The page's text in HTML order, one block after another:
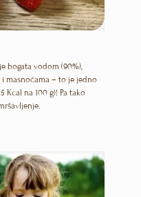
bogata vodom (90%),
i masnoćama – to je jedno
na 100 g)! Pa tako